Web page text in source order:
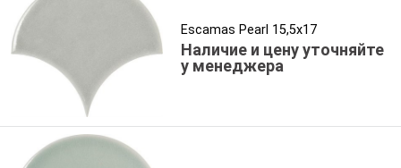
Escamas Pearl 15,5x17
Наличие и цену уточняйте
у менеджера